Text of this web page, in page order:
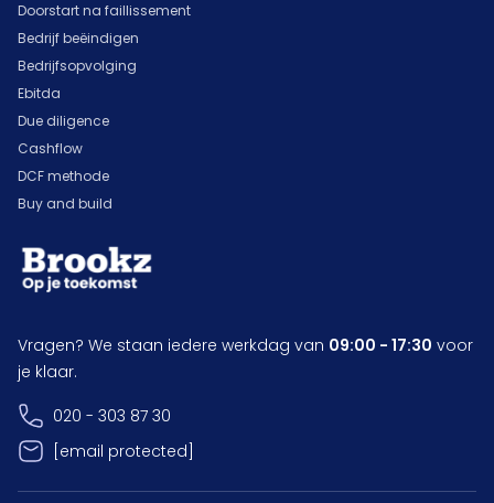
Doorstart na faillissement
Bedrijf beëindigen
Bedrijfsopvolging
Ebitda
Due diligence
Cashflow
DCF methode
Buy and build
Vragen? We staan iedere werkdag van 09:00 - 17:30 voor
je klaar.
020 - 303 87 30
[email protected]